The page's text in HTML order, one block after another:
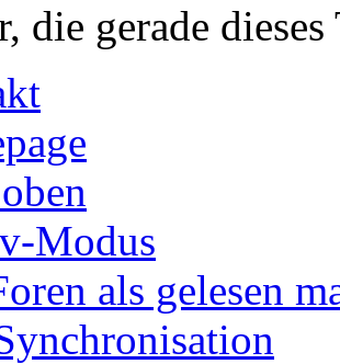
die gerade
Modus
als gelesen